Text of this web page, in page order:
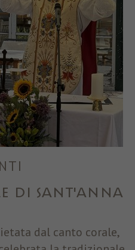
di Sant'Anna
dal canto corale,